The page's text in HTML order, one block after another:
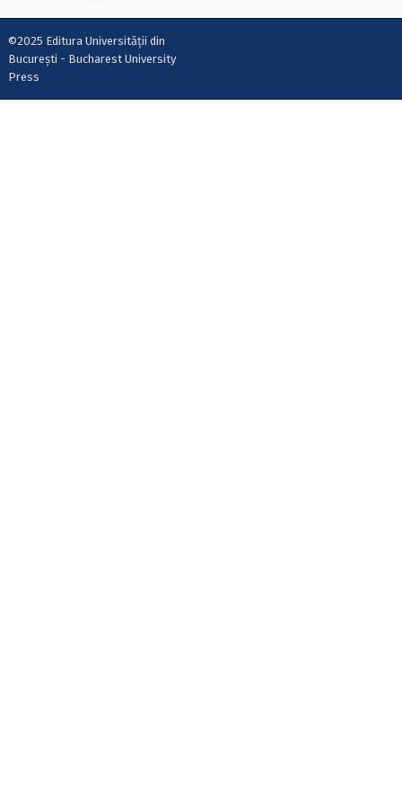
©2025 Editura Universității din
București - Bucharest University
Press